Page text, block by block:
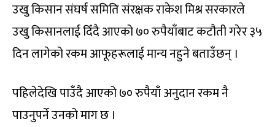
उखु किसान संघर्ष समिति संरक्षक राकेश मिश्र सरकारले
उखु किसानलाई दिँदै आएको ७० रुपैयाँबाट कटौती गरेर ३५
दिन लागेको रकम आफूहरूलाई मान्य नहुने बताउँछन् ।
पहिलेदेखि पाउँदै आएको ७० रुपैयाँ अनुदान रकम नै
पाउनुपर्ने उनको माग छ ।